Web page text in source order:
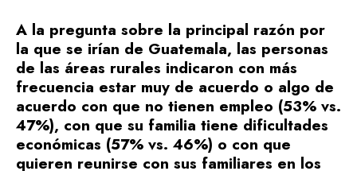
A la pregunta sobre la principal razón por
la que se irían de Guatemala, las personas
de las áreas rurales indicaron con más
frecuencia estar muy de acuerdo o algo de
acuerdo con que no tienen empleo (53% vs.
47%), con que su familia tiene dificultades
económicas (57% vs. 46%) o con que
quieren reunirse con sus familiares en los